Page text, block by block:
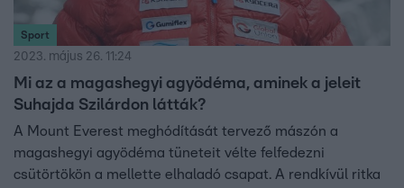
Sport
2023. május 26. 11:24
Mi az a magashegyi agyödéma, aminek a jeleit
Suhajda Szilárdon látták?
A Mount Everest meghódítását tervező mászón a
magashegyi agyödéma tüneteit vélte felfedezni
csütörtökön a mellette elhaladó csapat. A rendkívül ritka